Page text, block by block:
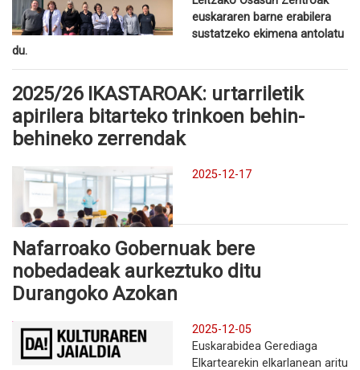
euskararen barne erabilera
sustatzeko ekimena antolatu
du.
2025/26 IKASTAROAK: urtarriletik
apirilera bitarteko trinkoen behin-
behineko zerrendak
2025-12-17
Nafarroako Gobernuak bere
nobedadeak aurkeztuko ditu
Durangoko Azokan
2025-12-05
Euskarabidea Gerediaga
Elkartearekin elkarlanean aritu